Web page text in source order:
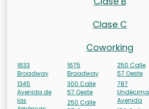
Clase C
Coworking
1633
Broadway
1345
Avenida de
las
1675
Broadway
300 Calle
57 Oeste
250 Calle
250 Calle
57 Oeste
787
Undécima
Avenida